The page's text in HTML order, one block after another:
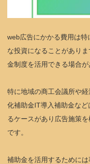
web広告にかかる費用は特
な投資になることがあり
金制度を活用できる場合が
特に地域の商工会議所や
化補助金IT導入補助金な
るケースがあり広告施策
です。
補助金を活用するために